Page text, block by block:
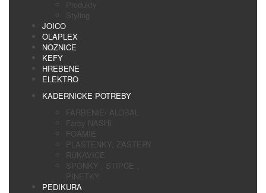
Produkty
Styling
JOICO
OLAPLEX
NOZNICE
KEFY
HREBENE
ELEKTRO
KADERNICKE POTREBY
FARBENIE/ ALOBAL
Farby NASHI
FOAMIE
PLASTENKY, ZASTERY
RUKAVICE
SPONKY , STIPCE ,
PINETKY
PEDIKURA